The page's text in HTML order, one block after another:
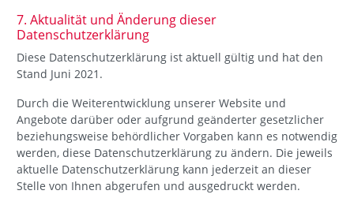
7. Aktualität und Änderung dieser
Datenschutzerklärung
Diese Datenschutzerklärung ist aktuell gültig und hat den
Stand Juni 2021.
Durch die Weiterentwicklung unserer Website und
Angebote darüber oder aufgrund geänderter gesetzlicher
beziehungsweise behördlicher Vorgaben kann es notwendig
werden, diese Datenschutzerklärung zu ändern. Die jeweils
aktuelle Datenschutzerklärung kann jederzeit an dieser
Stelle von Ihnen abgerufen und ausgedruckt werden.